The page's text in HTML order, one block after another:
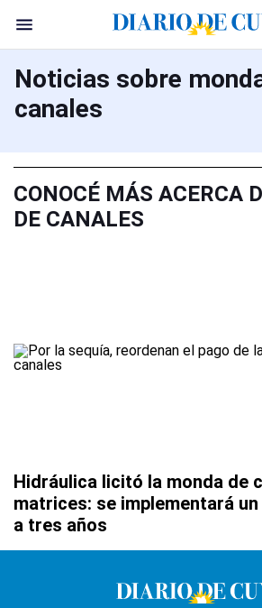
Noticias sobre
canales
CONOCÉ MÁS ACERCA
DE CANALES
Hidráulica licitó la monda de
matrices: se implementará
a tres años